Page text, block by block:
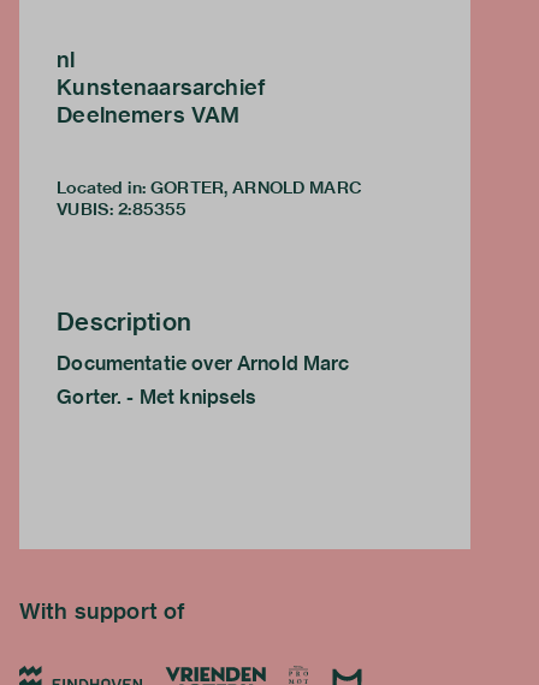
nl
Kunstenaarsarchief
Deelnemers VAM
Located in: GORTER, ARNOLD MARC
VUBIS: 2:85355
Description
Documentatie over Arnold Marc
Gorter. - Met knipsels
With support of